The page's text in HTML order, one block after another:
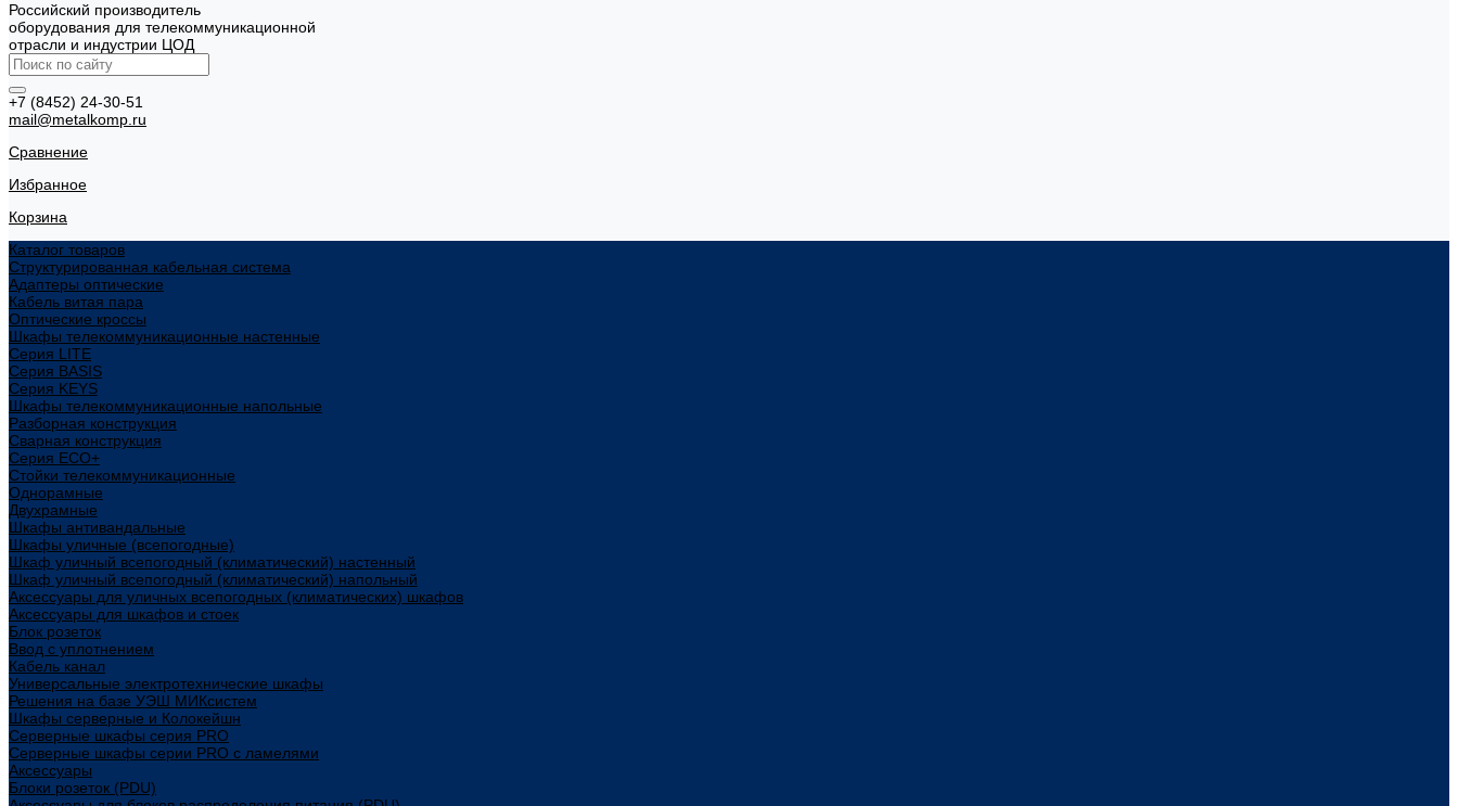
Российский производитель
оборудования для телекоммуникационной
отрасли и индустрии ЦОД
+7 (8452) 24-30-51
mail@metalkomp.ru
Сравнение
Избранное
Корзина
Каталог товаров
Структурированная кабельная система
Адаптеры оптические
Кабель витая пара
Оптические кроссы
Шкафы телекоммуникационные настенные
Cерия LITE
Cерия BASIS
Cерия KEYS
Шкафы телекоммуникационные напольные
Разборная конструкция
Сварная конструкция
Серия ECO+
Стойки телекоммуникационные
Однорамные
Двухрамные
Шкафы антивандальные
Шкафы уличные (всепогодные)
Шкаф уличный всепогодный (климатический) настенный
Шкаф уличный всепогодный (климатический) напольный
Аксессуары для уличных всепогодных (климатических) шкафов
Аксессуары для шкафов и стоек
Блок розеток
Ввод с уплотнением
Кабель канал
Универсальные электротехнические шкафы
Решения на базе УЭШ МИКсистем
Шкафы серверные и Колокейшн
Серверные шкафы серия PRO
Серверные шкафы серии PRO с ламелями
Аксессуары
Блоки розеток (PDU)